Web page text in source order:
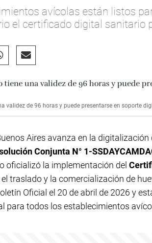
avícolas están listos
el certificado digital sanitario
validez de 96 horas y puede presentarse en soporte
Aires avanza en la
Conjunta N° 1-
oficializó la implementación del
traslado y la comercialización de
Oficial el 20 de abril de 2026 y
para todos los establecimientos